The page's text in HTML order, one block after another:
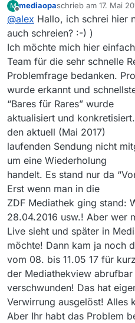
@vitussonsagte in
Uhr)
Wenn ich auf diese
https://www.zdf.de/
gehe, sehe ich daß
Wiederholungen
gesendet werden.
nochmal in der
Hallo! Das sind alles
O.K.??
Gut erkannt! Wie nun
Danke für die Antwort.
recherchieren!
OPA
Bitte ein anderer Ton hier.
Und schrei hier nicht so
M
Offline
mediaopaschrieb am 17. Mai
zuletzt editiert von
@alex Hallo, ich schrei hier
auch schreien? :-) )
Ich möchte mich hier
Team für die sehr schnelle
Problemfrage bedanken.
wurde erkannt und
“Bares für Rares” wurde
aktualisiert und
den aktuell (Mai 2017)
laufenden Sendung nicht
um eine Wiederholung
handelt. Es stand nur da
Erst wenn man in die
ZDF Mediathek ging stand:
28.04.2016 usw.! Aber wer
Live sieht und später in
möchte! Dann kam ja noch
vom 08. bis 11.05 17 für
der Mediathekview
verschwunden! Das hat
Verwirrung ausgelöst! Alles
Aber Ihr habt das Problem